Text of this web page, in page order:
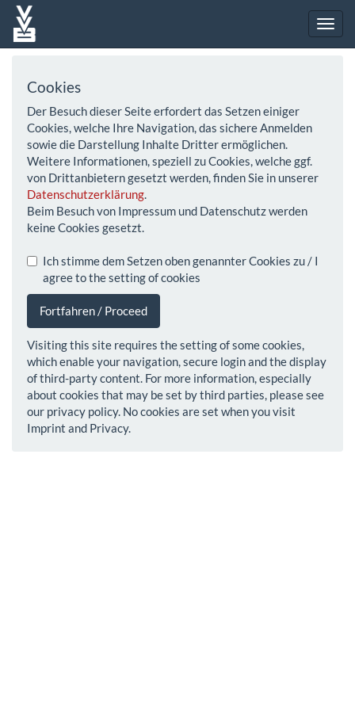
Cookies
Der Besuch dieser Seite erfordert das Setzen einiger
Cookies, welche Ihre Navigation, das sichere Anmelden
sowie die Darstellung Inhalte Dritter ermöglichen.
Weitere Informationen, speziell zu Cookies, welche ggf.
von Drittanbietern gesetzt werden, finden Sie in unserer
Datenschutzerklärung.
Beim Besuch von Impressum und Datenschutz werden
keine Cookies gesetzt.
Ich stimme dem Setzen oben genannter Cookies zu / I
agree to the setting of cookies
Fortfahren / Proceed
Visiting this site requires the setting of some cookies,
which enable your navigation, secure login and the display
of third-party content. For more information, especially
about cookies that may be set by third parties, please see
our privacy policy. No cookies are set when you visit
Imprint and Privacy.